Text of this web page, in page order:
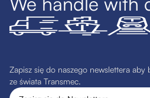
Zapisz się do naszego newslettera
ze świata Transmec.